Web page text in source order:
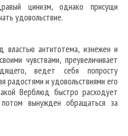
цинизм, однако присущи
удовольствие.
властью антитотема, изнежен и
чувствами, преувеличивает
ведет себя попросту
радостями и удовольствиями его
Верблюд быстро расходует
вынужден обращаться за